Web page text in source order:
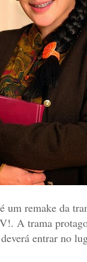
um remake da
A trama
entrar no